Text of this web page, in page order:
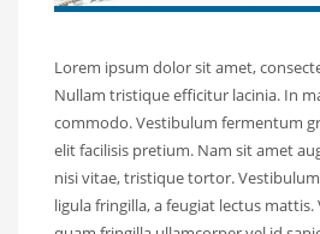
Lorem ipsum dolor sit amet,
Nullam tristique efficitur lacinia. In
commodo. Vestibulum fermentum
elit facilisis pretium. Nam sit amet
nisi vitae, tristique tortor.
ligula fringilla, a feugiat lectus